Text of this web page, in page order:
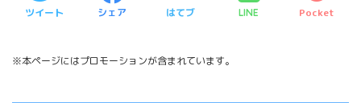
ツイート シェア はてブ LINE Pocket
※本ページにはプロモーションが含まれています。